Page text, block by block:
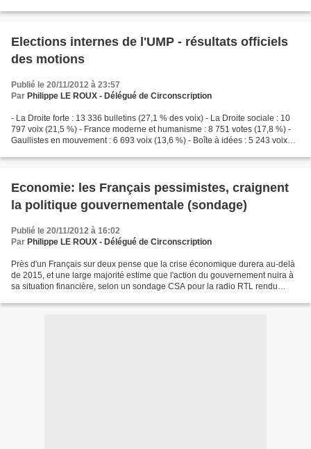
Elections internes de l'UMP - résultats officiels
des motions
Publié le 20/11/2012 à 23:57
Par Philippe LE ROUX - Délégué de Circonscription
- La Droite forte : 13 336 bulletins (27,1 % des voix) - La Droite sociale : 10
797 voix (21,5 %) - France moderne et humanisme : 8 751 votes (17,8 %) -
Gaullistes en mouvement : 6 693 voix (13,6 %) - Boîte à idées : 5 243 voix
Economie: les Français pessimistes, craignent
la politique gouvernementale (sondage)
Publié le 20/11/2012 à 16:02
Par Philippe LE ROUX - Délégué de Circonscription
Près d'un Français sur deux pense que la crise économique durera au-delà
de 2015, et une large majorité estime que l'action du gouvernement nuira à
sa situation financière, selon un sondage CSA pour la radio RTL rendu